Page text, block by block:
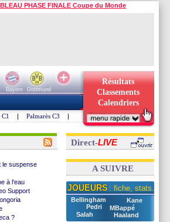
PHASE FINALE Coupe du Monde
Bayern
Dortmund
Résultats
Classements
Calendriers
C1 | Palmarès C3 |
le suspense
à l'eau
Support
?
Direct-LIVE
A SUIVRE
JOUEURS : fiche, stats...
Bellingham
Kane
Pedri
MBappé
Salah
Haaland